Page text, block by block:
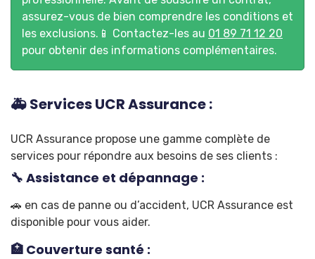
assurez-vous de bien comprendre les conditions et
les exclusions.📱 Contactez-les au 01 89 71 12 20
pour obtenir des informations complémentaires.
🚑 Services UCR Assurance :
UCR Assurance propose une gamme complète de
services pour répondre aux besoins de ses clients :
🔧 Assistance et dépannage :
🚗 en cas de panne ou d’accident, UCR Assurance est
disponible pour vous aider.
🏥 Couverture santé :